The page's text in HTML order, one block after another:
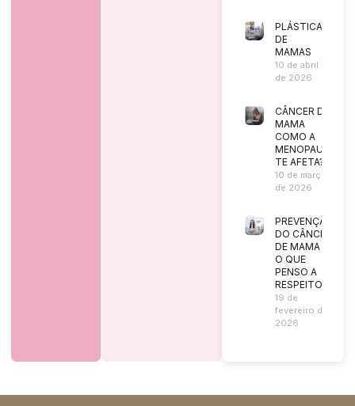
PLÁSTICA
DE
MAMAS
10 de abril
de 2026
CÂNCER DE
MAMA
COMO A
MENOPAUSA
TE AFETA?
10 de março
de 2026
PREVENÇÃO
DO CÂNCER
DE MAMA |
O QUE
PENSO A
RESPEITO?
19 de
fevereiro de
2026